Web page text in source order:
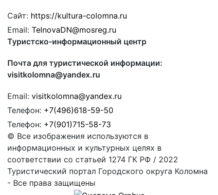
Сайт: https://kultura-colomna.ru
Email: TelnovaDN@mosreg.ru
Туристско-информационный центр
Почта для туристической информации:
visitkolomna@yandex.ru
Email: visitkolomna@yandex.ru
Телефон: +7(496)618-59-50
Телефон: +7(901)715-58-73
© Все изображения используются в
информационных и культурных целях в
соответствии со статьей 1274 ГК РФ / 2022
Туристический портал Городского округа Коломна
- Все права защищены